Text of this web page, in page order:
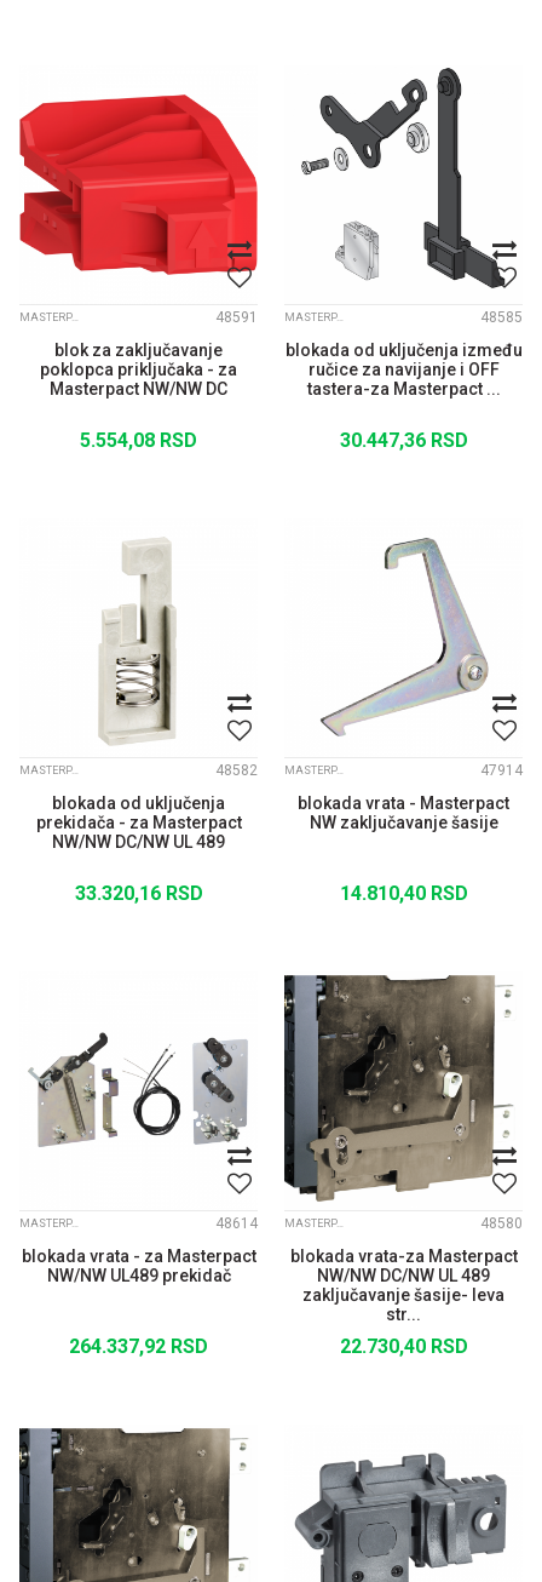
MASTERPACT NW 48591
blok za zaključavanje
poklopca priključaka - za
Masterpact NW/NW DC
5.554,08 RSD
MASTERPACT NW 48585
blokada od uključenja između
ručice za navijanje i OFF
tastera-za Masterpact ...
30.447,36 RSD
MASTERPACT NW 48582
blokada od uključenja
prekidača - za Masterpact
NW/NW DC/NW UL 489
33.320,16 RSD
MASTERPACT NW 47914
blokada vrata - Masterpact
NW zaključavanje šasije
14.810,40 RSD
MASTERPACT NW 48614
blokada vrata - za Masterpact
NW/NW UL489 prekidač
264.337,92 RSD
MASTERPACT NW 48580
blokada vrata-za Masterpact
NW/NW DC/NW UL 489
zaključavanje šasije- leva
str...
22.730,40 RSD